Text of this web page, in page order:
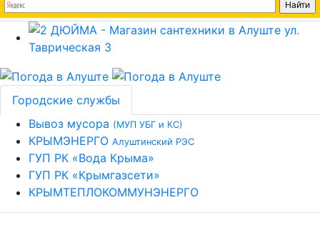
Городские службы
Вывоз мусора (МУП УБГ и КС)
КРЫМЭНЕРГО Алуштинский РЭС
ГУП РК «Вода Крыма»
ГУП РК «Крымгазсети»
КРЫМТЕПЛОКОММУНЭНЕРГО